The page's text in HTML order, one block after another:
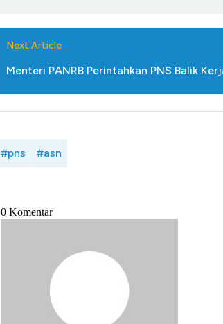
Next Article
Menteri PANRB Perintahkan PNS Balik
#pns #asn